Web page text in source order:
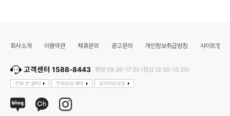
회사소개 이용약관 제휴문의 광고문의 개인정보취급방침 사이트맵
고객센터 1588-8443 평일 09:30-17:30 (점심 12:30-13:30)
전화 전 클릭! 전화상담 예약 원격지원요청